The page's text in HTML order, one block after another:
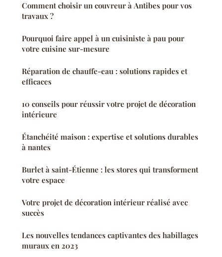
Comment choisir un couvreur à Antibes pour vos
travaux ?
Pourquoi faire appel à un cuisiniste à pau pour
votre cuisine sur-mesure
Réparation de chauffe-eau : solutions rapides et
efficaces
10 conseils pour réussir votre projet de décoration
intérieure
Étanchéité maison : expertise et solutions durables
à nantes
Burlet à saint-Étienne : les stores qui transforment
votre espace
Votre projet de décoration intérieur réalisé avec
succès
Les nouvelles tendances captivantes des habillages
muraux en 2023